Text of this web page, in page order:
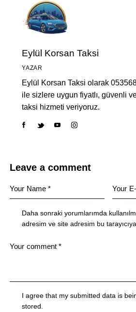
Eylül Korsan Taksi
YAZAR
Eylül Korsan Taksi olarak
ile sizlere uygun fiyatlı, güvenli
taksi hizmeti veriyoruz.
Leave a comment
Daha sonraki yorumlarımda
adresim ve site adresim bu
I agree that my submitted data is
stored.